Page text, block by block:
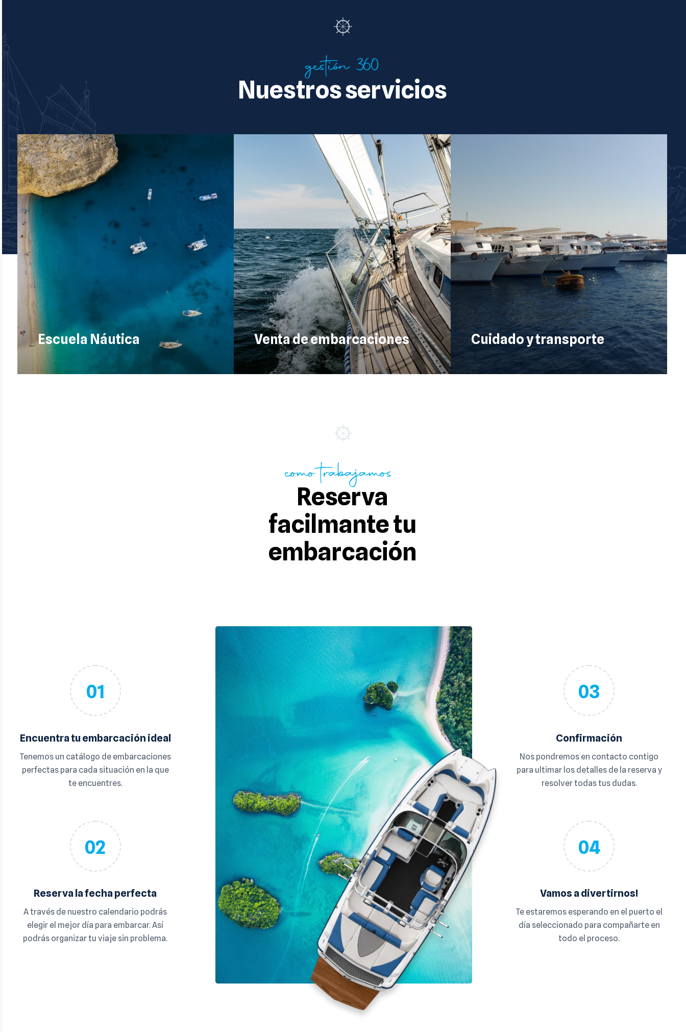
gestión 360
Nuestros servicios
Escuela Náutica Venta de embarcaciones Cuidado y transporte
como trabajamos
Reserva
facilmante tu
embarcación
03
Confirmación
Nos pondremos en contacto contigo
para ultimar los detalles de la reserva y
resolver todas tus dudas.
04
Vamos a divertirnos!
Te estaremos esperando en el puerto el
día seleccionado para compañarte en
todo el proceso.
01
Encuentra tu embarcación ideal
Tenemos un catálogo de embarcaciones
perfectas para cada situación en la que
te encuentres.
02
Reserva la fecha perfecta
A través de nuestro calendario podrás
elegir el mejor día para embarcar. Así
podrás organizar tu viaje sin problema.